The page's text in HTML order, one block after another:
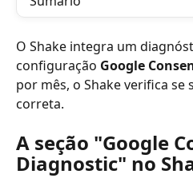
O Shake integra um
configuração Google
por mês, o Shake verifica se
correta.
A seção "Google
Diagnostic" no